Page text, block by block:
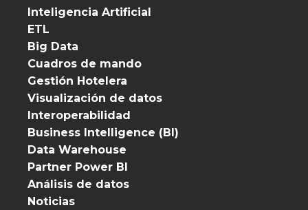
Inteligencia Artificial
ETL
Big Data
Cuadros de mando
Gestión Hotelera
Visualización de datos
Interoperabilidad
Business Intelligence (BI)
Data Warehouse
Partner Power BI
Análisis de datos
Noticias